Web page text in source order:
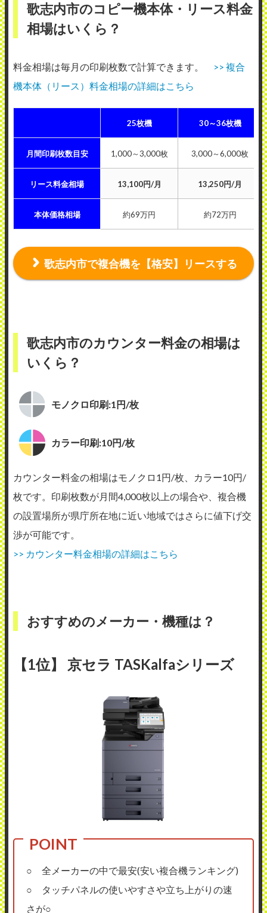
歌志内市のコピー機本体・リース料金
相場はいくら？
料金相場は毎月の印刷枚数で計算できます。
>> 複合
機本体（リース）料金相場の詳細はこちら
25枚機 30～36枚機
月間印刷枚数目安 1,000～3,000枚 3,000～6,000枚
リース料金相場 13,100円/月 13,250円/月
本体価格相場 約69万円 約72万円
歌志内市で複合機を【格安】リースする
歌志内市のカウンター料金の相場は
いくら？
モノクロ印刷:1円/枚
カラー印刷:10円/枚
カウンター料金の相場はモノクロ1円/枚、カラー10円/
枚です。印刷枚数が月間4,000枚以上の場合や、複合機
の設置場所が県庁所在地に近い地域ではさらに値下げ交
渉が可能です。
>> カウンター料金相場の詳細はこちら
おすすめのメーカー・機種は？
【1位】 京セラ TASKalfaシリーズ
○ 全メーカーの中で最安(安い複合機ランキング)
○ タッチパネルの使いやすさや立ち上がりの速
さが○